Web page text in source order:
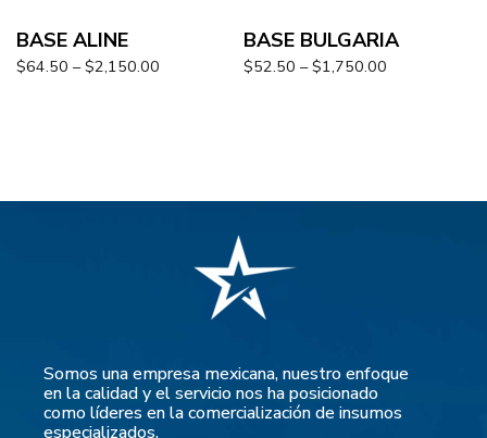
BASE ALINE
$64.50 – $2,150.00
BASE BULGARIA
$52.50 – $1,750.00
Somos una empresa mexicana, nuestro enfoque
en la calidad y el servicio nos ha posicionado
como líderes en la comercialización de insumos
especializados.